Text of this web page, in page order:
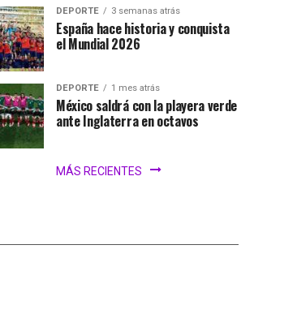
DEPORTE 3 semanas atrás
España hace historia y conquista
el Mundial 2026
DEPORTE 1 mes atrás
México saldrá con la playera verde
ante Inglaterra en octavos
MÁS RECIENTES